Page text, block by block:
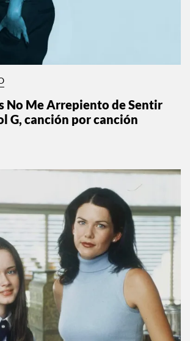
No Me Arrepiento de Sentir
G, canción por canción